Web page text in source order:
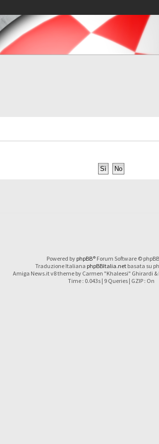
Powered by phpBB® Forum Software ©
Traduzione Italiana phpBBItalia.netbasata su
Amiga News.it v8 theme by Carmen "Khaleesi" Ghirardi
Time : 0.043s | 9 Queries | GZIP : On